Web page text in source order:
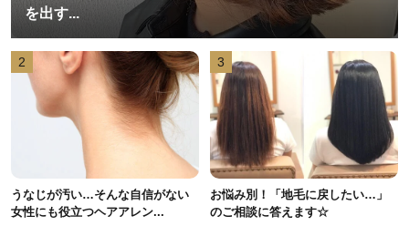
を出す...
2
うなじが汚い…そんな自信がない
女性にも役立つヘアアレン...
3
お悩み別！「地毛に戻したい…」
のご相談に答えます☆